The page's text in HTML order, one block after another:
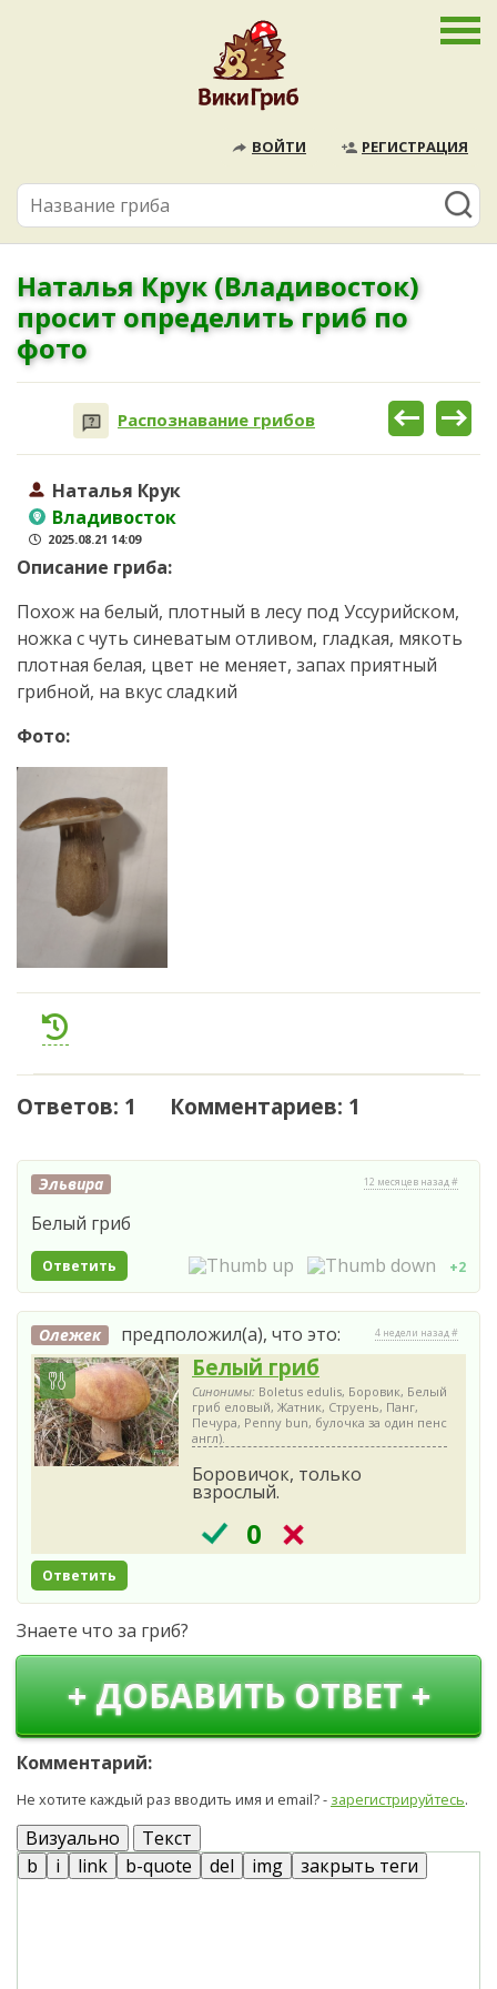
ВОЙТИ РЕГИСТРАЦИЯ
Наталья Крук (Владивосток)
просит определить гриб по
фото
Распознавание грибов
Наталья Крук
Владивосток
2025.08.21 14:09
Описание гриба:
Похож на белый, плотный в лесу под Уссурийском,
ножка с чуть синеватым отливом, гладкая, мякоть
плотная белая, цвет не меняет, запах приятный
грибной, на вкус сладкий
Фото:
Ответов: 1 Комментариев: 1
Эльвира 12 месяцев назад #
Белый гриб
Ответить +2
Олежек предположил(а), что это: 4 недели назад #
Белый гриб
Синонимы: Boletus edulis, Боровик, Белый
гриб еловый, Жатник, Струень, Панг,
Печура, Penny bun, булочка за один пенс
англ).
Боровичок, только
взрослый.
0
Ответить
Знаете что за гриб?
+ ДОБАВИТЬ ОТВЕТ +
Комментарий:
Не хотите каждый раз вводить имя и email? - зарегистрируйтесь.
Визуально Текст